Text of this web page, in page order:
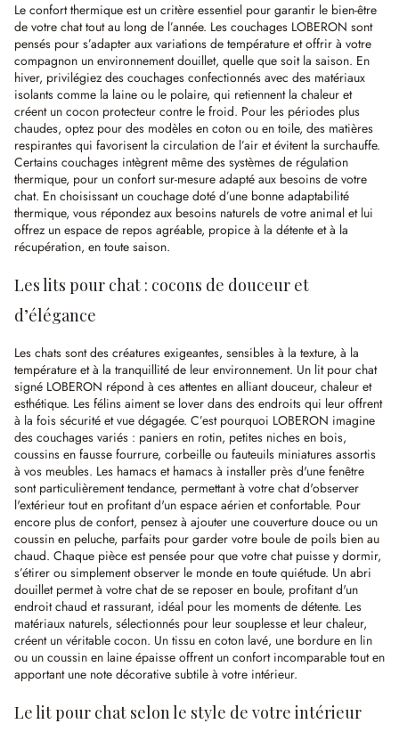
Le confort thermique est un critère essentiel pour garantir le bien-être
de votre chat tout au long de l’année. Les couchages LOBERON sont
pensés pour s’adapter aux variations de température et offrir à votre
compagnon un environnement douillet, quelle que soit la saison. En
hiver, privilégiez des couchages confectionnés avec des matériaux
isolants comme la laine ou le polaire, qui retiennent la chaleur et
créent un cocon protecteur contre le froid. Pour les périodes plus
chaudes, optez pour des modèles en coton ou en toile, des matières
respirantes qui favorisent la circulation de l’air et évitent la surchauffe.
Certains couchages intègrent même des systèmes de régulation
thermique, pour un confort sur-mesure adapté aux besoins de votre
chat. En choisissant un couchage doté d’une bonne adaptabilité
thermique, vous répondez aux besoins naturels de votre animal et lui
offrez un espace de repos agréable, propice à la détente et à la
récupération, en toute saison.
Les lits pour chat : cocons de douceur et
d’élégance
Les chats sont des créatures exigeantes, sensibles à la texture, à la
température et à la tranquillité de leur environnement. Un lit pour chat
signé LOBERON répond à ces attentes en alliant douceur, chaleur et
esthétique. Les félins aiment se lover dans des endroits qui leur offrent
à la fois sécurité et vue dégagée. C’est pourquoi LOBERON imagine
des couchages variés : paniers en rotin, petites niches en bois,
coussins en fausse fourrure, corbeille ou fauteuils miniatures assortis
à vos meubles. Les hamacs et hamacs à installer près d'une fenêtre
sont particulièrement tendance, permettant à votre chat d'observer
l'extérieur tout en profitant d'un espace aérien et confortable. Pour
encore plus de confort, pensez à ajouter une couverture douce ou un
coussin en peluche, parfaits pour garder votre boule de poils bien au
chaud. Chaque pièce est pensée pour que votre chat puisse y dormir,
s’étirer ou simplement observer le monde en toute quiétude. Un abri
douillet permet à votre chat de se reposer en boule, profitant d'un
endroit chaud et rassurant, idéal pour les moments de détente. Les
matériaux naturels, sélectionnés pour leur souplesse et leur chaleur,
créent un véritable cocon. Un tissu en coton lavé, une bordure en lin
ou un coussin en laine épaisse offrent un confort incomparable tout en
apportant une note décorative subtile à votre intérieur.
Le lit pour chat selon le style de votre intérieur